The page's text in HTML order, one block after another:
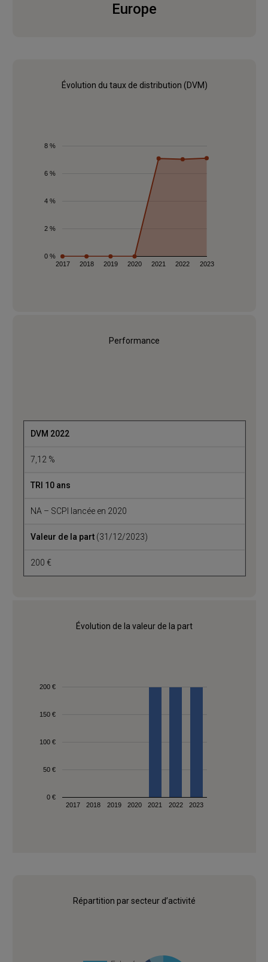
Europe
Évolution du taux de distribution (DVM)
2017 2018 2019 2020 2021 2022 2023
0 %
2 %
4 %
6 %
8 %
Performance
DVM 2022
7,12 %
TRI 10 ans
NA – SCPI lancée en 2020
Valeur de la part(31/12/2023)
200 €
Évolution de la valeur de la part
2017 2018 2019 2020 2021 2022 2023
0 €
50 €
100 €
150 €
200 €
Répartition par secteur d’activité